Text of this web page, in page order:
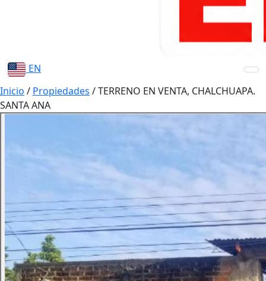
EN
Inicio / Propiedades /TERRENO EN VENTA, CHALCHUAPA.
SANTA ANA